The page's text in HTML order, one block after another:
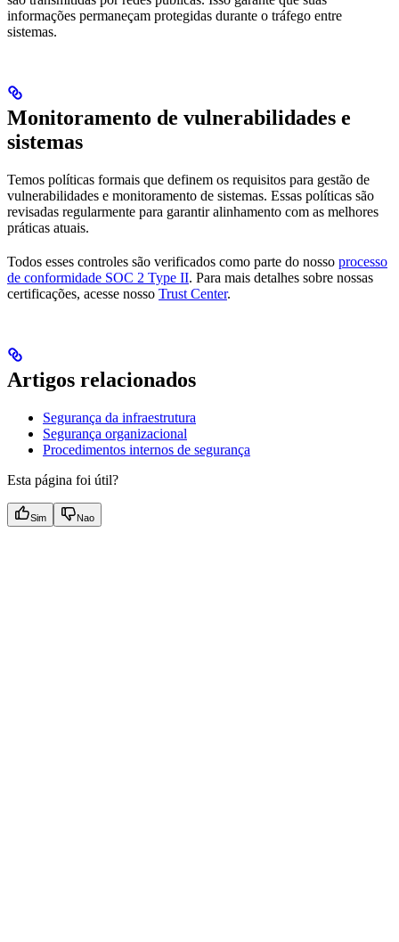
informações permaneçam protegidas durante o tráfego entre
sistemas.
Monitoramento de vulnerabilidades e
sistemas
Temos políticas formais que definem os requisitos para gestão de
vulnerabilidades e monitoramento de sistemas. Essas políticas são
revisadas regularmente para garantir alinhamento com as melhores
práticas atuais.
Todos esses controles são verificados como parte do nosso processo
de conformidade SOC 2 Type II. Para mais detalhes sobre nossas
certificações, acesse nosso Trust Center.
Artigos relacionados
Segurança da infraestrutura
Segurança organizacional
Procedimentos internos de segurança
Esta página foi útil?
Sim Nao